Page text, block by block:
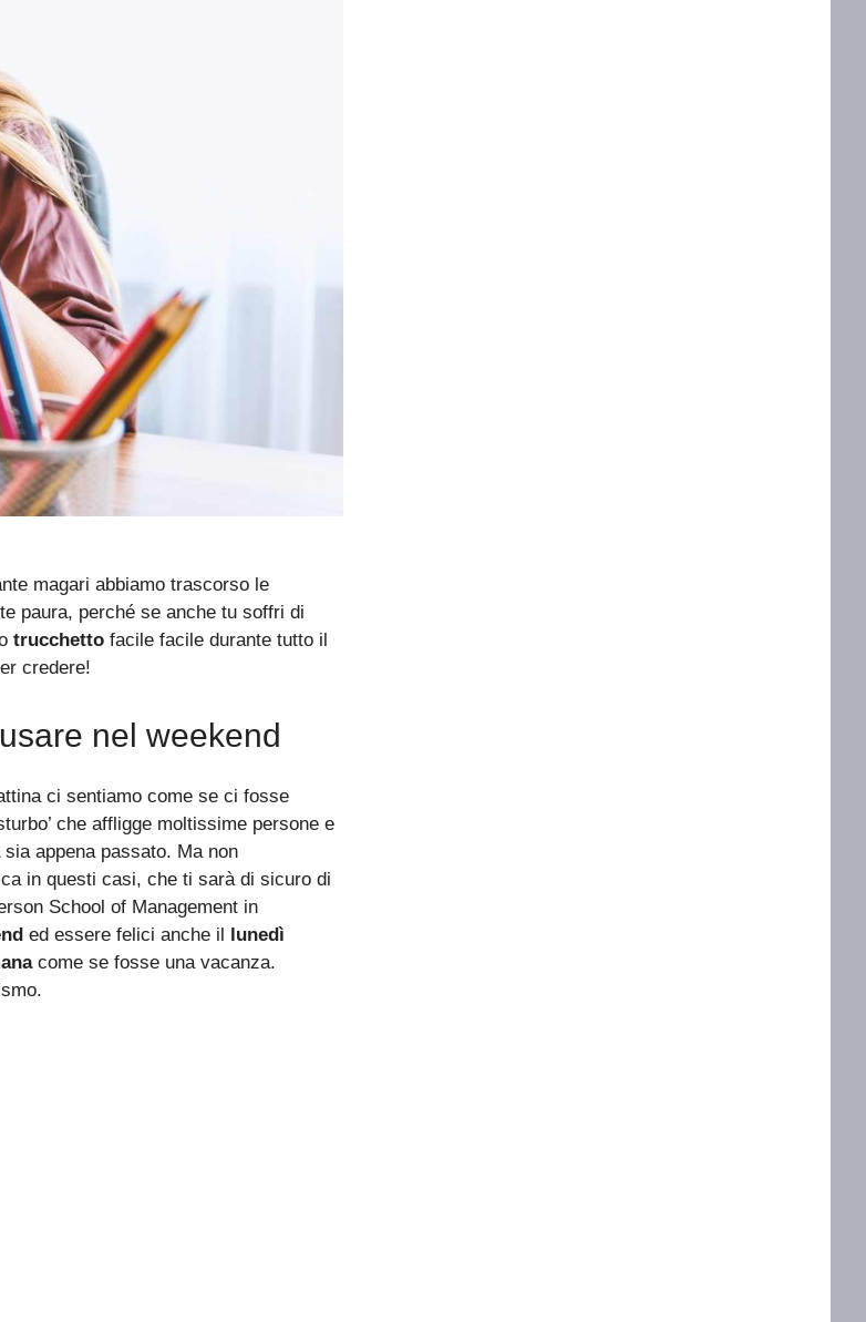
magari abbiamo trascorso le
paura, perché se anche tu soffri di
trucchetto facile facile durante tutto il
credere!
nel weekend
ci sentiamo come se ci fosse
che affligge moltissime persone e
sia appena passato. Ma non
in questi casi, che ti sarà di sicuro di
School of Management in
ed essere felici anche il lunedì
come se fosse una vacanza.